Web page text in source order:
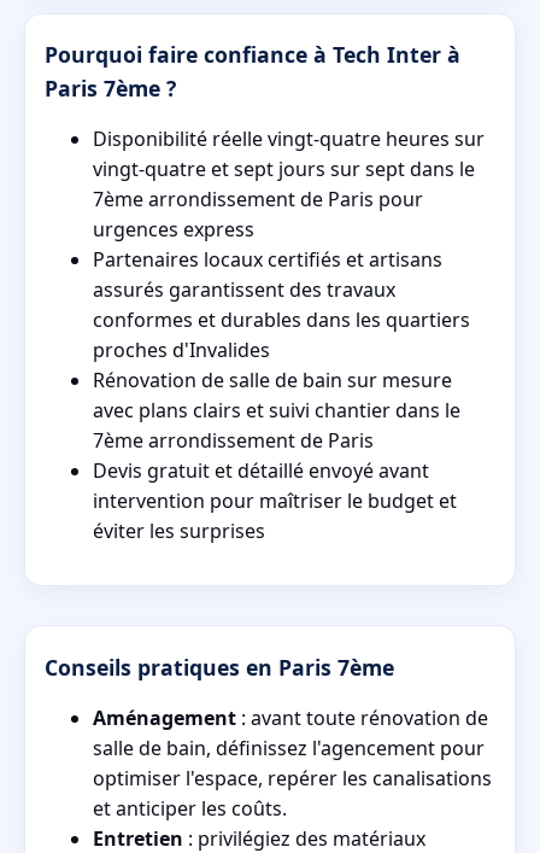
Pourquoi faire confiance à Tech Inter à
Paris 7ème ?
Disponibilité réelle vingt-quatre heures sur
vingt-quatre et sept jours sur sept dans le
7ème arrondissement de Paris pour
urgences express
Partenaires locaux certifiés et artisans
assurés garantissent des travaux
conformes et durables dans les quartiers
proches d'Invalides
Rénovation de salle de bain sur mesure
avec plans clairs et suivi chantier dans le
7ème arrondissement de Paris
Devis gratuit et détaillé envoyé avant
intervention pour maîtriser le budget et
éviter les surprises
Conseils pratiques en Paris 7ème
Aménagement : avant toute rénovation de
salle de bain, définissez l'agencement pour
optimiser l'espace, repérer les canalisations
et anticiper les coûts.
Entretien : privilégiez des matériaux